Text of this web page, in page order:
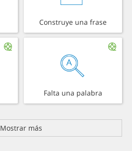
Construye una frase
Falta una palabra
Mostrar más